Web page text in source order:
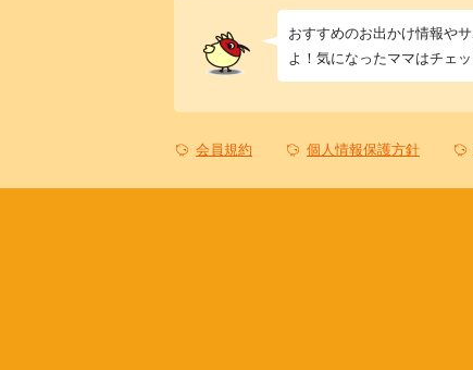
おすすめのお出かけ情報や
よ！気になったママはチェッ
会員規約 個人情報保護方針